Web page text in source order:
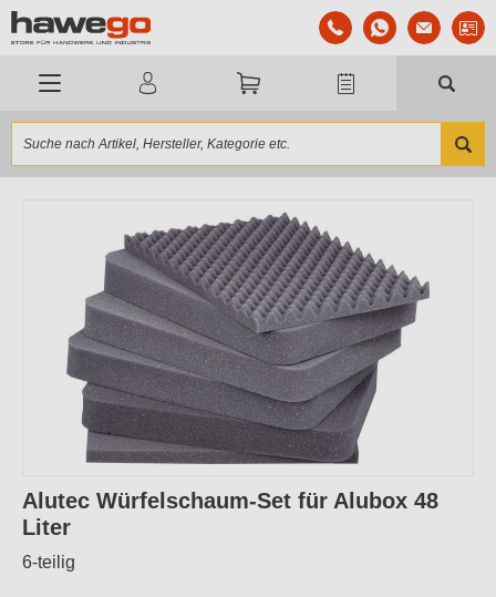
Alutec Würfelschaum-Set für Alubox 48
Liter
6-teilig